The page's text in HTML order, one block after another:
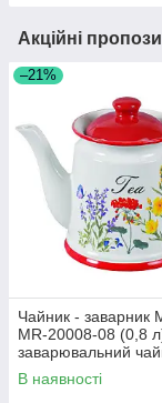
Акційні
–21%
Чайник - заварник
MR-20008-08 (0,8
заварювальний
Маестро |
Маестро
В наявності